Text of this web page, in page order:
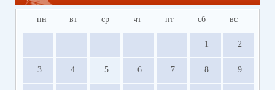
пн вт ср чт пт сб вс
1 2
3 4 5 6 7 8 9